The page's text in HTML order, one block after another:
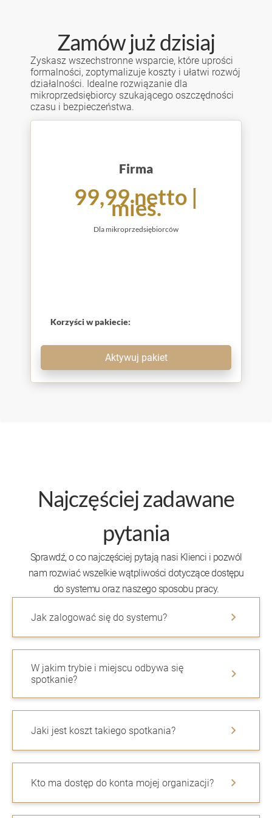
Zamów już dzisiaj
Zyskasz wszechstronne wsparcie, które uprości
formalności, zoptymalizuje koszty i ułatwi rozwój
działalności. Idealne rozwiązanie dla
mikroprzedsiębiorcy szukającego oszczędności
czasu i bezpieczeństwa.
Firma
99,99 netto |
mies.
Dla mikroprzedsiębiorców
Korzyści w pakiecie:
Aktywuj pakiet
Najczęściej zadawane
pytania
Sprawdź, o co najczęściej pytają nasi Klienci i pozwól
nam rozwiać wszelkie wątpliwości dotyczące dostępu
do systemu oraz naszego sposobu pracy.
Jak zalogować się do systemu?
Nowych użytkowników dodaje nasz zespół, a na
Twój adres e-mail wysyłany jest link
aktywacyjny.
W jakim trybie i miejscu odbywa się
spotkanie?
Preferujemy spotkania osobiste, które mogą
przypadku dużej odległości proponujemy
Jaki jest koszt takiego spotkania?
Początkowe spotkanie, na którym przedstawimy
wdrożeniowe, obejmujące rozpoczęcie
Kto ma dostęp do konta mojej organizacji?
Podczas etapu wdrożenia, dostęp ma tylko